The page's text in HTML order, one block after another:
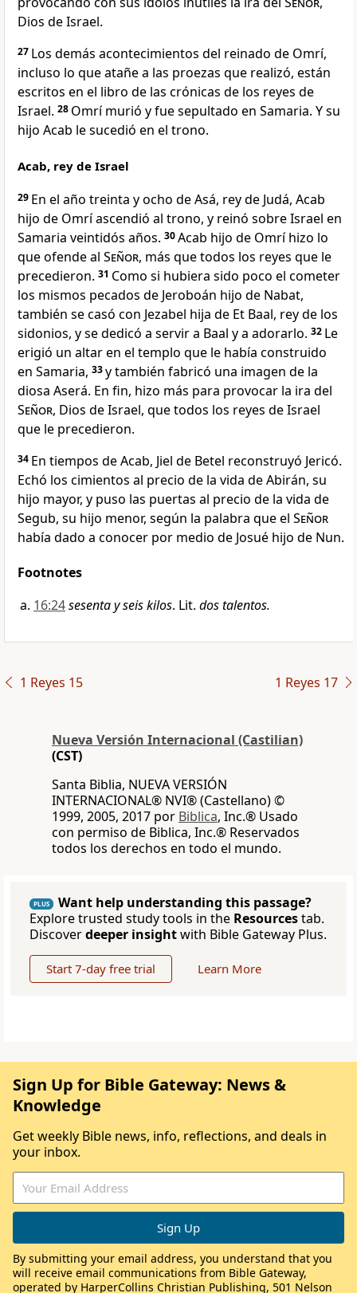
Dios de Israel.
27 Los demás acontecimientos del reinado de Omrí,
incluso lo que atañe a las proezas que realizó, están
escritos en el libro de las crónicas de los reyes de
Israel. 28 Omrí murió y fue sepultado en Samaria. Y su
hijo Acab le sucedió en el trono.
Acab, rey de Israel
29 En el año treinta y ocho de Asá, rey de Judá, Acab
hijo de Omrí ascendió al trono, y reinó sobre Israel en
Samaria veintidós años. 30Acab hijo de Omrí hizo lo
que ofende al Señor, más que todos los reyes que le
precedieron. 31 Como si hubiera sido poco el cometer
los mismos pecados de Jeroboán hijo de Nabat,
también se casó con Jezabel hija de Et Baal, rey de los
sidonios, y se dedicó a servir a Baal y a adorarlo. 32 Le
erigió un altar en el templo que le había construido
en Samaria, 33y también fabricó una imagen de la
diosa Aserá. En fin, hizo más para provocar la ira del
Señor, Dios de Israel, que todos los reyes de Israel
que le precedieron.
34 En tiempos de Acab, Jiel de Betel reconstruyó Jericó.
Echó los cimientos al precio de la vida de Abirán, su
hijo mayor, y puso las puertas al precio de la vida de
Segub, su hijo menor, según la palabra que el Señor
había dado a conocer por medio de Josué hijo de Nun.
Footnotes
16:24sesenta y seis kilos. Lit. dos talentos.
1 Reyes 15 1 Reyes 17
Nueva Versión Internacional (Castilian)
(CST)
Santa Biblia, NUEVA VERSIÓN
INTERNACIONAL® NVI® (Castellano) ©
1999, 2005, 2017 por Biblica, Inc.® Usado
con permiso de Biblica, Inc.® Reservados
todos los derechos en todo el mundo.
PLUS
Want help understanding this passage?
Explore trusted study tools in the Resourcestab.
Discoverdeeper insightwith Bible Gateway Plus.
Start 7-day free trial Learn More
Sign Up for Bible Gateway: News &
Knowledge
Get weekly Bible news, info, reflections, and deals in
your inbox.
By submitting your email address, you understand that you
will receive email communications from Bible Gateway,
operated by HarperCollins Christian Publishing, 501 Nelson